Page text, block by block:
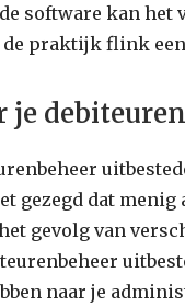
software kan het
praktijk flink
je
gezegd dat
gevolg van
naar je